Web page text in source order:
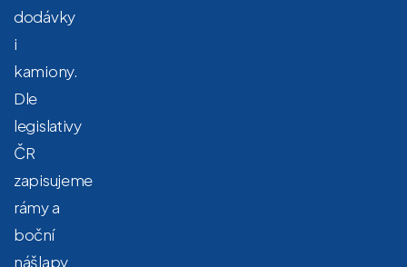
dodávky
i
kamiony.
Dle
legislativy
ČR
zapisujeme
rámy a
boční
nášlapy